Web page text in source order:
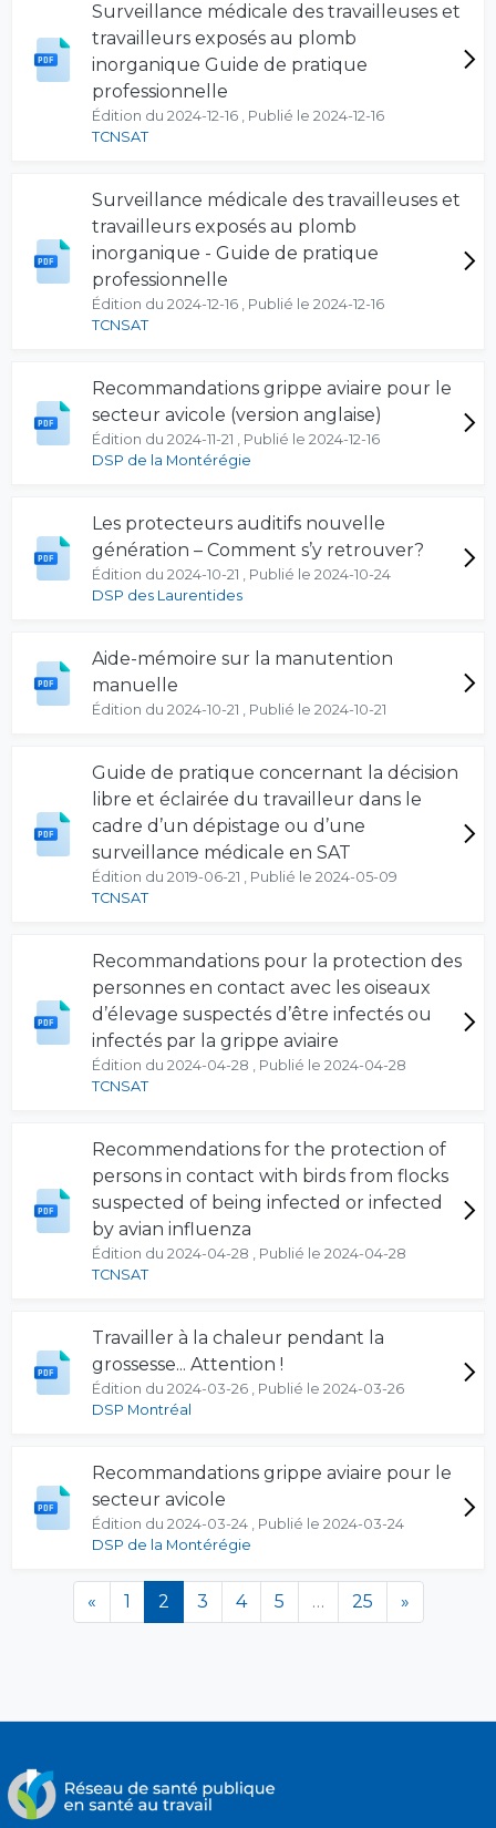
Surveillance médicale des travailleuses et
travailleurs exposés au plomb
inorganique Guide de pratique
professionnelle
Édition du 2024-12-16 , Publié le 2024-12-16
TCNSAT
Surveillance médicale des travailleuses et
travailleurs exposés au plomb
inorganique - Guide de pratique
professionnelle
Édition du 2024-12-16 , Publié le 2024-12-16
TCNSAT
Recommandations grippe aviaire pour le
secteur avicole (version anglaise)
Édition du 2024-11-21 , Publié le 2024-12-16
DSP de la Montérégie
Les protecteurs auditifs nouvelle
génération – Comment s’y retrouver?
Édition du 2024-10-21 , Publié le 2024-10-24
DSP des Laurentides
Aide-mémoire sur la manutention
manuelle
Édition du 2024-10-21 , Publié le 2024-10-21
Guide de pratique concernant la décision
libre et éclairée du travailleur dans le
cadre d’un dépistage ou d’une
surveillance médicale en SAT
Édition du 2019-06-21 , Publié le 2024-05-09
TCNSAT
Recommandations pour la protection des
personnes en contact avec les oiseaux
d’élevage suspectés d’être infectés ou
infectés par la grippe aviaire
Édition du 2024-04-28 , Publié le 2024-04-28
TCNSAT
Recommendations for the protection of
persons in contact with birds from flocks
suspected of being infected or infected
by avian influenza
Édition du 2024-04-28 , Publié le 2024-04-28
TCNSAT
Travailler à la chaleur pendant la
grossesse... Attention !
Édition du 2024-03-26 , Publié le 2024-03-26
DSP Montréal
Recommandations grippe aviaire pour le
secteur avicole
Édition du 2024-03-24 , Publié le 2024-03-24
DSP de la Montérégie
« 1 2 (en cours)
3 4 5 … 25 »